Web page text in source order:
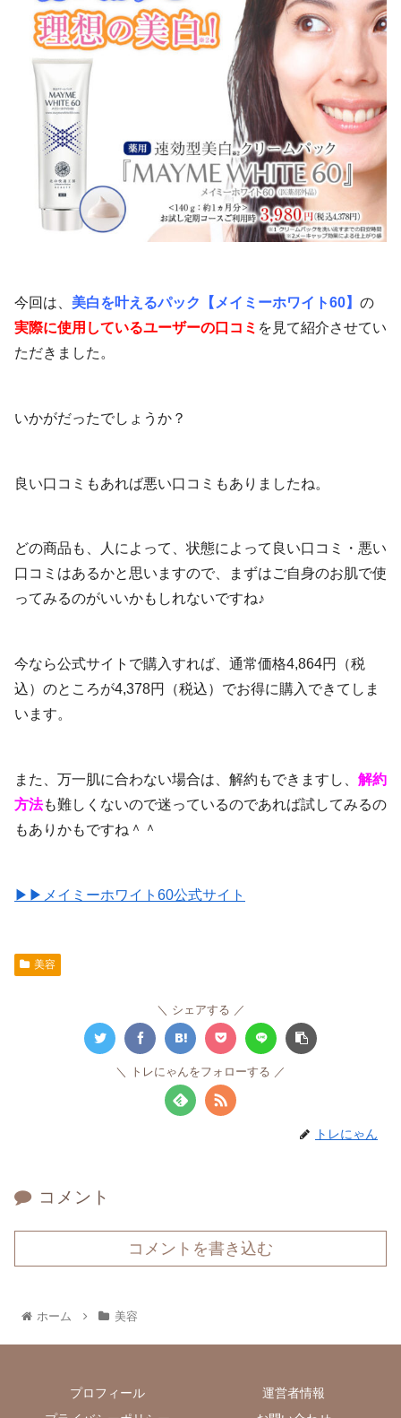
今回は、 美白を叶えるパック【メイミーホワイト60】 の
実際に使用しているユーザーの口コミ を見て紹介させてい
ただきました。
いかがだったでしょうか？
良い口コミもあれば悪い口コミもありましたね。
どの商品も、人によって、状態によって良い口コミ・悪い
口コミはあるかと思いますので、まずはご自身のお肌で使
ってみるのがいいかもしれないですね♪
今なら公式サイトで購入すれば、通常価格4,864円（税
込）のところが4,378円（税込）でお得に購入できてしま
います。
また、万一肌に合わない場合は、解約もできますし、 解約
方法も難しくないので迷っているのであれば試してみるの
もありかもですね＾＾
▶︎▶︎メイミーホワイト60公式サイト
美容
シェアする
トレにゃんをフォローする
トレにゃん
コメント
コメントを書き込む
ホーム 美容
プロフィール
運営者情報